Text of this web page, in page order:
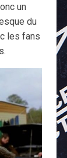
un
du
les fans